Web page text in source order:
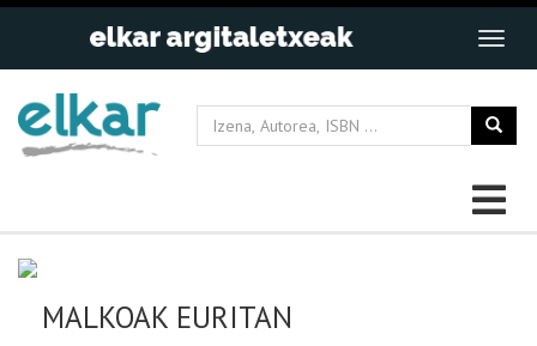
MALKOAK EURITAN